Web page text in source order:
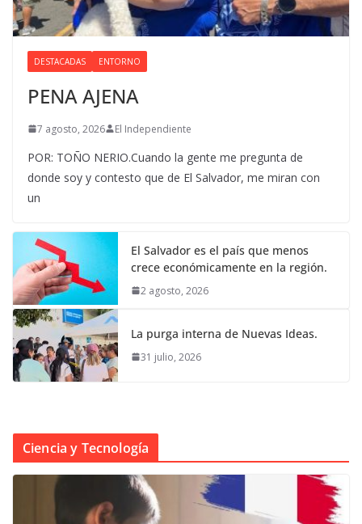
DESTACADAS ENTORNO
PENA AJENA
7 agosto, 2026 El Independiente
POR: TOÑO NERIO.Cuando la gente me pregunta de
donde soy y contesto que de El Salvador, me miran con
un
El Salvador es el país que menos
crece económicamente en la región.
2 agosto, 2026
La purga interna de Nuevas Ideas.
31 julio, 2026
Ciencia y Tecnología